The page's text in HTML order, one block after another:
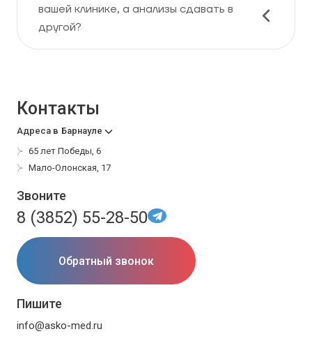
вашей клинике, а анализы сдавать в
другой?
Контакты
Адреса в Барнауле
65 лет Победы, 6
Мало-Олонская, 17
Звоните
8 (3852) 55-28-50
Обратный звонок
Пишите
info@asko-med.ru